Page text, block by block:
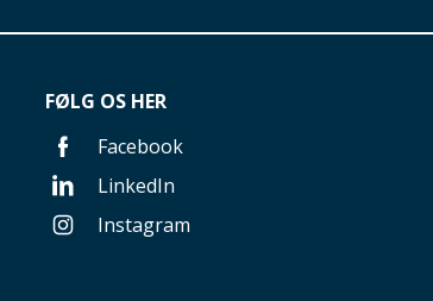
FØLG OS HER
Facebook
LinkedIn
Instagram